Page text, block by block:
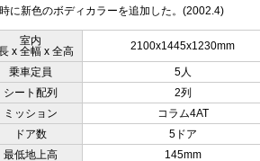
に新色のボディカラーを追加した。(2002.4)
室内
x 全幅 x 全高
2100x1445x1230mm
乗車定員
5人
シート配列
2列
ミッション
コラム4AT
ドア数
5ドア
最低地上高
145mm